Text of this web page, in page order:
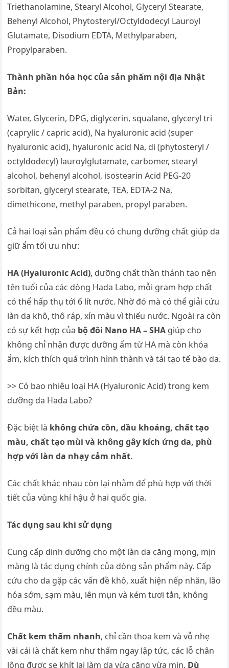
Triethanolamine, Stearyl Alcohol, Glyceryl Stearate,
Behenyl Alcohol, Phytosteryl/Octyldodecyl Lauroyl
Glutamate, Disodium EDTA, Methylparaben,
Propylparaben.
Thành phần hóa học của sản phẩm nội địa Nhật
Bản:
Water, Glycerin, DPG, diglycerin, squalane, glyceryl tri
(caprylic / capric acid), Na hyaluronic acid (super
hyaluronic acid), hyaluronic acid Na, di (phytosteryl /
octyldodecyl) lauroylglutamate, carbomer, stearyl
alcohol, behenyl alcohol, isostearin Acid PEG-20
sorbitan, glyceryl stearate, TEA, EDTA-2 Na,
dimethicone, methyl paraben, propyl paraben.
Cả hai loại sản phẩm đều có chung dưỡng chất giúp da
giữ ẩm tối ưu như:
HA (Hyaluronic Acid), dưỡng chất thần thánh tạo nên
tên tuổi của các dòng Hada Labo, mỗi gram hợp chất
có thể hấp thụ tới 6 lít nước. Nhờ đó mà có thể giải cứu
làn da khô, thô ráp, xỉn màu vì thiếu nước. Ngoài ra còn
có sự kết hợp của bộ đôi Nano HA – SHA giúp cho
không chỉ nhận được dưỡng ẩm từ HA mà còn khóa
ẩm, kích thích quá trình hình thành và tái tạo tế bào da.
>> Có bao nhiêu loại HA (Hyaluronic Acid) trong kem
dưỡng da Hada Labo?
Đặc biệt là không chứa cồn, dầu khoáng, chất tạo
màu, chất tạo mùi và không gây kích ứng da, phù
hợp với làn da nhạy cảm nhất.
Các chất khác nhau còn lại nhằm để phù hợp với thời
tiết của vùng khí hậu ở hai quốc gia.
Tác dụng sau khi sử dụng
Cung cấp dinh dưỡng cho một làn da căng mọng, mịn
màng là tác dụng chính của dòng sản phẩm này. Cấp
cứu cho da gặp các vấn đề khô, xuất hiện nếp nhăn, lão
hóa sớm, sạm màu, lên mụn và kém tươi tắn, không
đều màu.
Chất kem thấm nhanh, chỉ cần thoa kem và vỗ nhẹ
vài cái là chất kem như thấm ngay lập tức, các lỗ chân
lông được se khít lại làm da vừa căng vừa mịn. Dù